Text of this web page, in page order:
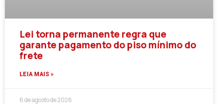
Lei torna permanente regra que
garante pagamento do piso mínimo do
frete
LEIA MAIS »
6 de agosto de 2026